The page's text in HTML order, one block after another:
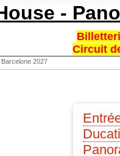
-
Circuit
2027